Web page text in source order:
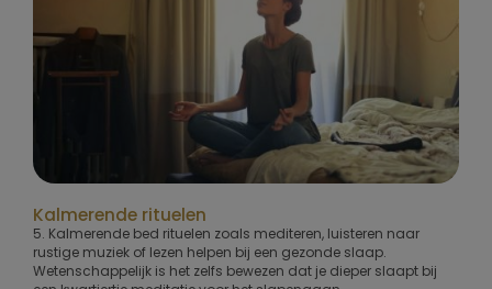
Kalmerende rituelen
5. Kalmerende bed rituelen zoals mediteren, luisteren naar
rustige muziek of lezen helpen bij een gezonde slaap.
Wetenschappelijk is het zelfs bewezen dat je dieper slaapt bij